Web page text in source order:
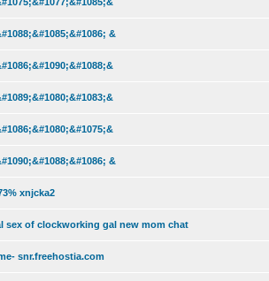
&
&
xnjcka2
sex of clockworking gal new mom chat
snr.freehostia.com